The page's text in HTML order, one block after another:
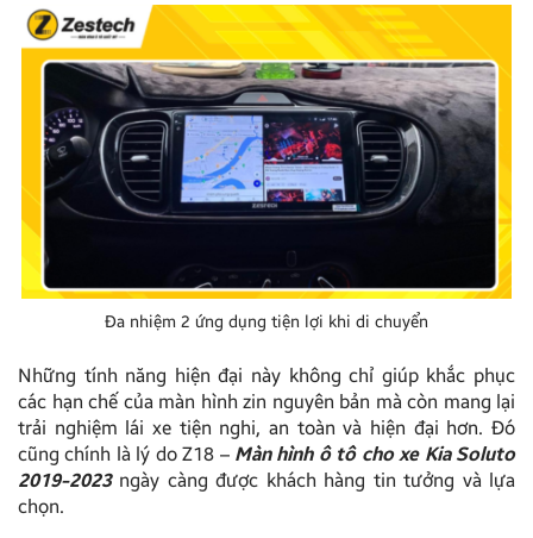
Đa nhiệm 2 ứng dụng tiện lợi khi di chuyển
Những tính năng hiện đại này không chỉ giúp khắc phục
các hạn chế của màn hình zin nguyên bản mà còn mang lại
trải nghiệm lái xe tiện nghi, an toàn và hiện đại hơn. Đó
cũng chính là lý do Z18 – Màn hình ô tô cho xe Kia Soluto
2019-2023ngày càng được khách hàng tin tưởng và lựa
chọn.